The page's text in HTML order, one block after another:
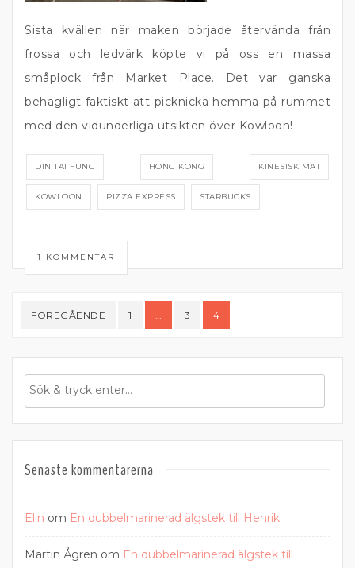
Sista kvällen när maken började återvända från
frossa och ledvärk köpte vi på oss en massa
småplock från Market Place. Det var ganska
behagligt faktiskt att picknicka hemma på rummet
med den vidunderliga utsikten över Kowloon!
DIN TAI FUNG HONG KONG KINESISK MAT
KOWLOON PIZZA EXPRESS STARBUCKS
1 KOMMENTAR
förFÖREGÅENDE 1 3 4
Senaste kommentarerna
Elin om En dubbelmarinerad älgstek till Henrik
Martin Ågren om En dubbelmarinerad älgstek till